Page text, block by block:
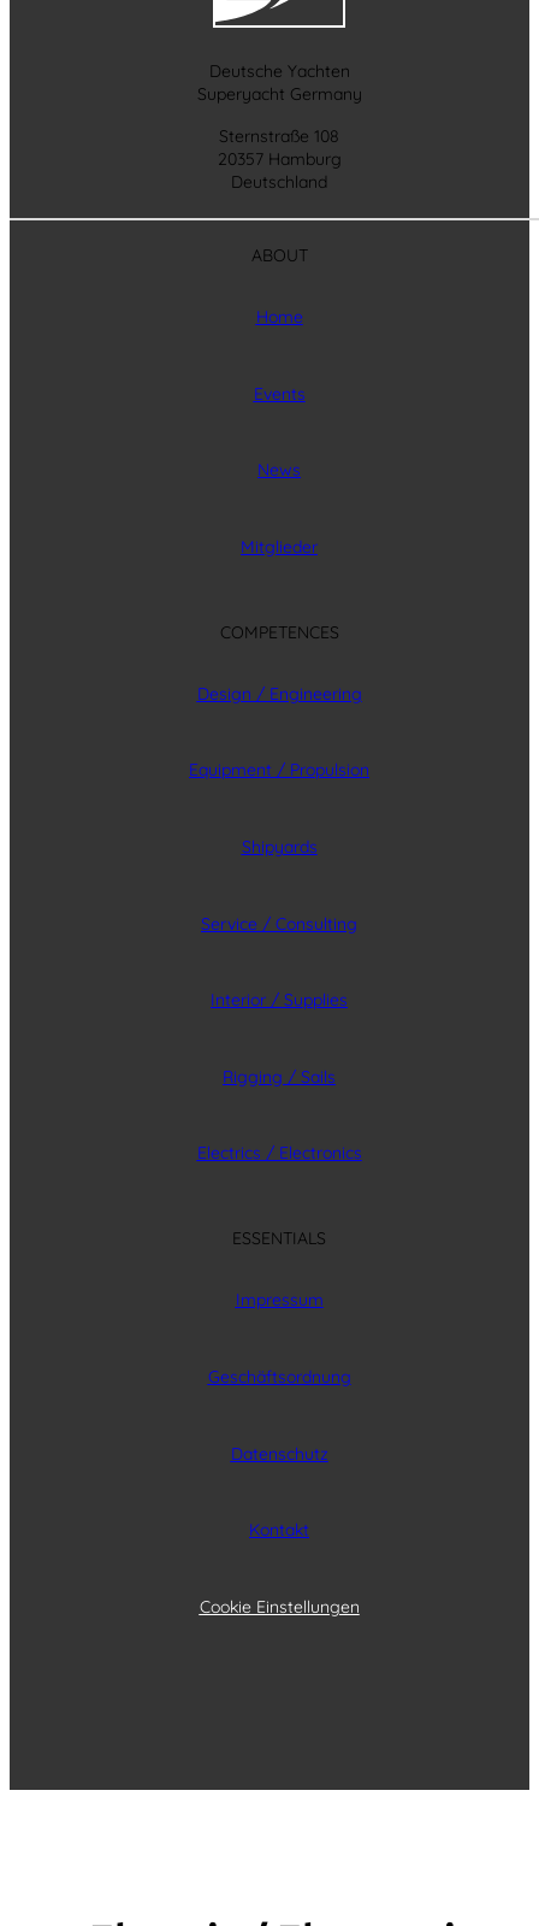
Deutsche Yachten
Superyacht Germany
Sternstraße 108
20357 Hamburg
Deutschland
ABOUT
Home
Events
News
Mitglieder
COMPETENCES
Design / Engineering
Equipment / Propulsion
Shipyards
Service / Consulting
Interior / Supplies
Rigging / Sails
Electrics / Electronics
ESSENTIALS
Impressum
Geschäftsordnung
Datenschutz
Kontakt
Cookie Einstellungen